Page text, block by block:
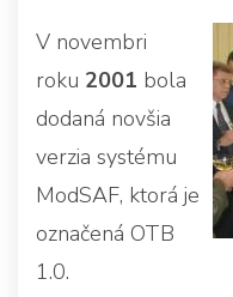
V novembri
roku 2001 bola
dodaná novšia
verzia systému
ModSAF, ktorá je
označená OTB
1.0.